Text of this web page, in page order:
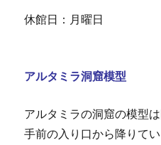
休館日：月曜日
アルタミラ洞窟模型
アルタミラの洞窟の模型
手前の入り口から降りて